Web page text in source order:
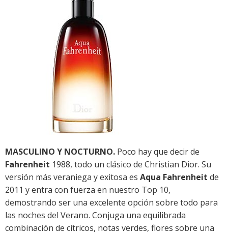
MASCULINO Y NOCTURNO. Poco hay que decir de
Fahrenheit 1988, todo un clásico de Christian Dior. Su
versión más veraniega y exitosa es Aqua Fahrenheit de
2011 y entra con fuerza en nuestro Top 10,
demostrando ser una excelente opción sobre todo para
las noches del Verano. Conjuga una equilibrada
combinación de cítricos, notas verdes, flores sobre una